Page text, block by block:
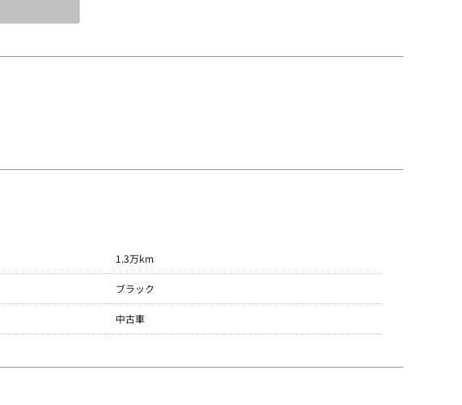
パッケージカー
パッケージカーとは？
依頼フロー
1.3万km
ブラック
中古車